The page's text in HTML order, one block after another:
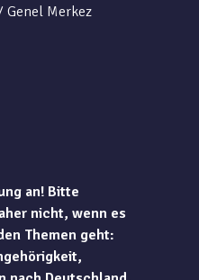
Genel Merkez
an! Bitte
nicht, wenn es
Themen geht: